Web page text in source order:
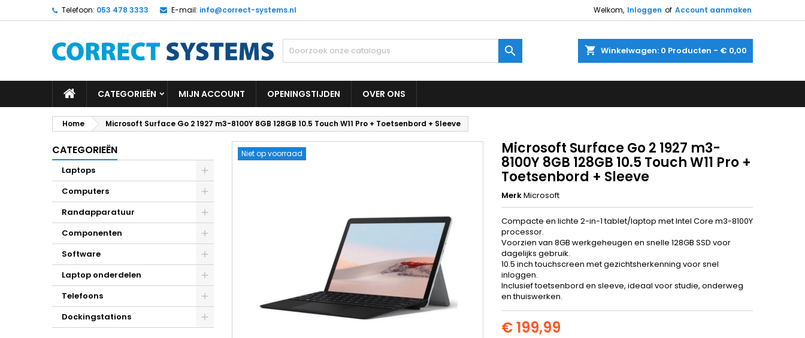
Telefoon: 053 478 3333 E-mail: info@correct-systems.nl Welkom, Inloggen of Account aanmaken
shopping_cart Winkelwagen: 0 Producten - € 0,00

CATEGORIEËN MIJN ACCOUNT OPENINGSTIJDEN OVER ONS
Home Microsoft Surface Go 2 1927 m3-8100Y 8GB 128GB 10.5 Touch W11 Pro + Toetsenbord + Sleeve
CATEGORIEËN
Laptops
Computers
Randapparatuur
Componenten
Software
Laptop onderdelen
Telefoons
Dockingstations
Niet op voorraad Microsoft Surface Go 2 1927 m3-
8100Y 8GB 128GB 10.5 Touch W11 Pro +
Toetsenbord + Sleeve
MerkMicrosoft
Compacte en lichte 2-in-1 tablet/laptop met Intel Core m3-8100Y
processor.
Voorzien van 8GB werkgeheugen en snelle 128GB SSD voor
dagelijks gebruik.
10.5 inch touchscreen met gezichtsherkenning voor snel
inloggen.
Inclusief toetsenbord en sleeve, ideaal voor studie, onderweg
en thuiswerken.
€ 199,99